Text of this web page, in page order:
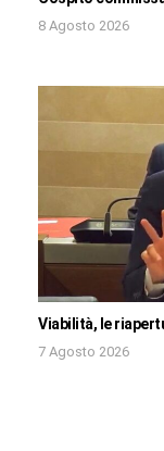
8 Agosto 2026
Viabilità, le
7 Agosto 2026